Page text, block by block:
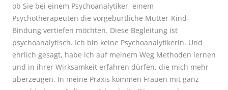
ob Sie bei einem Psychoanalytiker, einem
Psychotherapeuten die vorgeburtliche Mutter-Kind-
Bindung vertiefen möchten. Diese Begleitung ist
psychoanalytisch. Ich bin keine Psychoanalytikerin. Und
ehrlich gesagt, habe ich auf meinem Weg Methoden lernen
und in ihrer Wirksamkeit erfahren dürfen, die mich mehr
überzeugen. In meine Praxis kommen Frauen mit ganz